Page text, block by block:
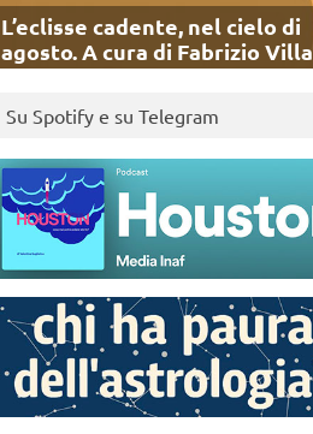
L’eclisse cadente, nel cielo di
agosto. A cura di Fabrizio Villa
Su Spotify e su Telegram